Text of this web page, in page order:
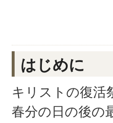
はじめに
キリストの復活
春分の日の後の